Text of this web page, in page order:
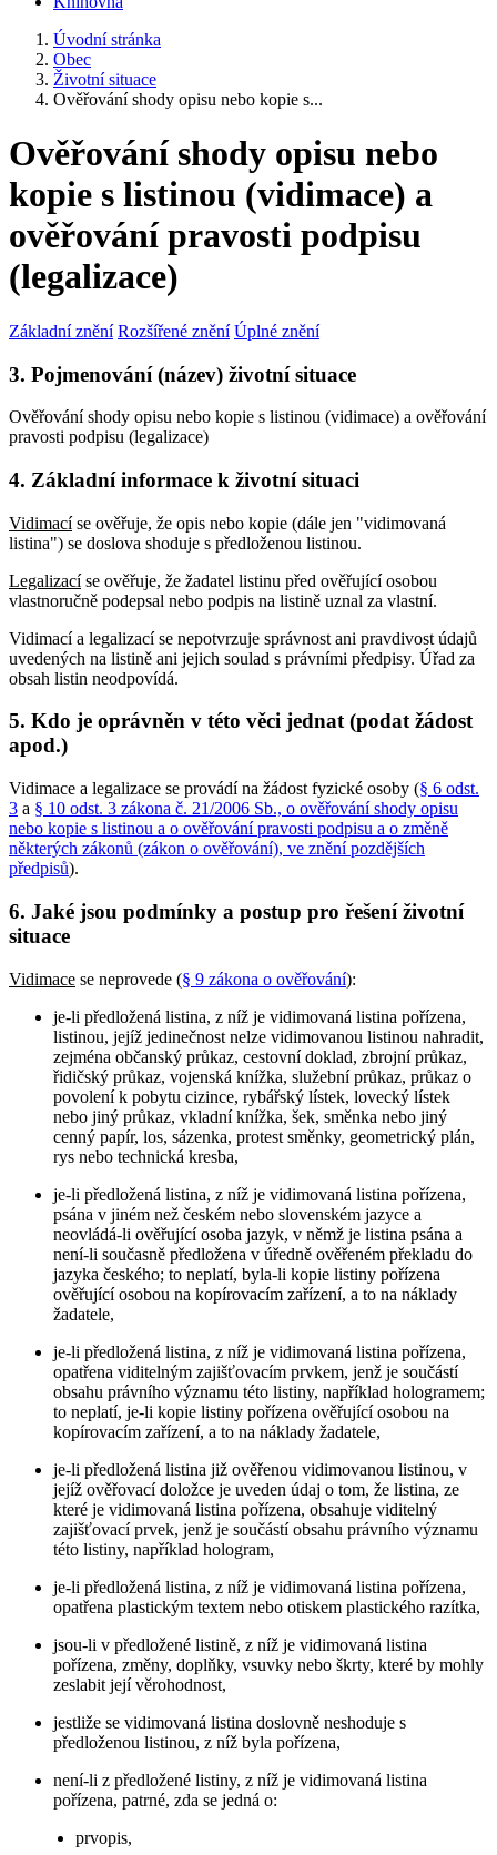
Úvodní stránka
Obec
Životní situace
Ověřování shody opisu nebo kopie s...
Ověřování shody opisu nebo
kopie s listinou (vidimace) a
ověřování pravosti podpisu
(legalizace)
Základní znění Rozšířené znění Úplné znění
3. Pojmenování (název) životní situace
Ověřování shody opisu nebo kopie s listinou (vidimace) a ověřování
pravosti podpisu (legalizace)
4. Základní informace k životní situaci
Vidimacíse ověřuje, že opis nebo kopie (dále jen "vidimovaná
listina") se doslova shoduje s předloženou listinou.
Legalizacíse ověřuje, že žadatel listinu před ověřující osobou
vlastnoručně podepsal nebo podpis na listině uznal za vlastní.
Vidimací a legalizací se nepotvrzuje správnost ani pravdivost údajů
uvedených na listině ani jejich soulad s právními předpisy. Úřad za
obsah listin neodpovídá.
5. Kdo je oprávněn v této věci jednat (podat žádost
apod.)
Vidimace a legalizace se provádí na žádost fyzické osoby (§ 6 odst.
3 a § 10 odst. 3 zákona č. 21/2006 Sb., o ověřování shody opisu
nebo kopie s listinou a o ověřování pravosti podpisu a o změně
některých zákonů (zákon o ověřování), ve znění pozdějších
předpisů).
6. Jaké jsou podmínky a postup pro řešení životní
situace
Vidimace se neprovede (§ 9 zákona o ověřování):
je-li předložená listina, z níž je vidimovaná listina pořízena,
listinou, jejíž jedinečnost nelze vidimovanou listinou nahradit,
zejména občanský průkaz, cestovní doklad, zbrojní průkaz,
řidičský průkaz, vojenská knížka, služební průkaz, průkaz o
povolení k pobytu cizince, rybářský lístek, lovecký lístek
nebo jiný průkaz, vkladní knížka, šek, směnka nebo jiný
cenný papír, los, sázenka, protest směnky, geometrický plán,
rys nebo technická kresba,
je-li předložená listina, z níž je vidimovaná listina pořízena,
psána v jiném než českém nebo slovenském jazyce a
neovládá-li ověřující osoba jazyk, v němž je listina psána a
není-li současně předložena v úředně ověřeném překladu do
jazyka českého; to neplatí, byla-li kopie listiny pořízena
ověřující osobou na kopírovacím zařízení, a to na náklady
žadatele,
je-li předložená listina, z níž je vidimovaná listina pořízena,
opatřena viditelným zajišťovacím prvkem, jenž je součástí
obsahu právního významu této listiny, například hologramem;
to neplatí, je-li kopie listiny pořízena ověřující osobou na
kopírovacím zařízení, a to na náklady žadatele,
je-li předložená listina již ověřenou vidimovanou listinou, v
jejíž ověřovací doložce je uveden údaj o tom, že listina, ze
které je vidimovaná listina pořízena, obsahuje viditelný
zajišťovací prvek, jenž je součástí obsahu právního významu
této listiny, například hologram,
je-li předložená listina, z níž je vidimovaná listina pořízena,
opatřena plastickým textem nebo otiskem plastického razítka,
jsou-li v předložené listině, z níž je vidimovaná listina
pořízena, změny, doplňky, vsuvky nebo škrty, které by mohly
zeslabit její věrohodnost,
jestliže se vidimovaná listina doslovně neshoduje s
předloženou listinou, z níž byla pořízena,
není-li z předložené listiny, z níž je vidimovaná listina
pořízena, patrné, zda se jedná o:
prvopis,